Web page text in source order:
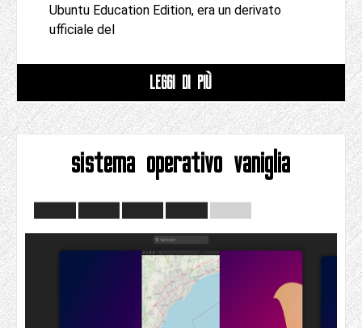
Ubuntu Education Edition, era un derivato
ufficiale del
LEGGI DI PIÙ
sistema operativo vaniglia